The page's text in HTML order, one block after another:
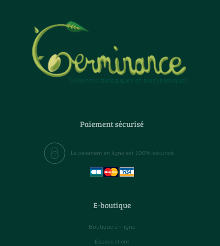
Paiement sécurisé
Le paiement en ligne est 100% sécurisé
E-boutique
Boutique en ligne
Espace client